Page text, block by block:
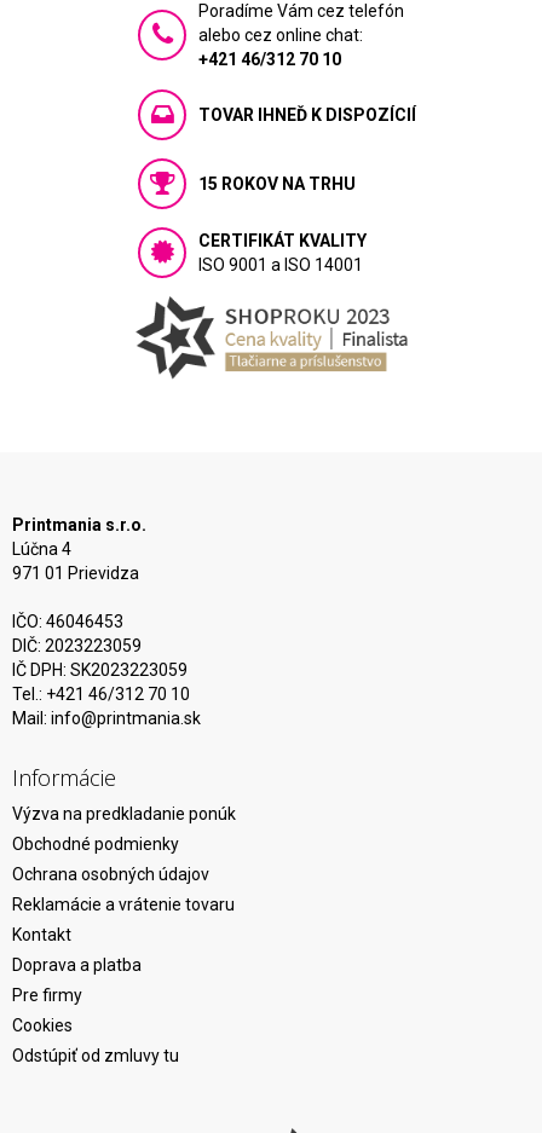
Poradíme Vám cez telefón
alebo cez online chat:
+421 46/312 70 10
TOVAR IHNEĎ K DISPOZÍCIÍ
15 ROKOV NA TRHU
CERTIFIKÁT KVALITY
ISO 9001 a ISO 14001
Printmania s.r.o.
Lúčna 4
971 01 Prievidza
IČO: 46046453
DIČ: 2023223059
IČ DPH: SK2023223059
Tel.: +421 46/312 70 10
Mail: info@printmania.sk
Informácie
Výzva na predkladanie ponúk
Obchodné podmienky
Ochrana osobných údajov
Reklamácie a vrátenie tovaru
Kontakt
Doprava a platba
Pre firmy
Cookies
Odstúpiť od zmluvy tu